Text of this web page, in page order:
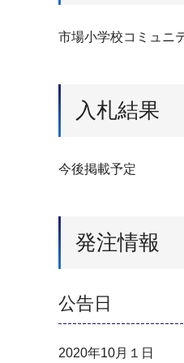
市場小学校コミュニ
入札結果
今後掲載予定
発注情報
公告日
2020年10月１日